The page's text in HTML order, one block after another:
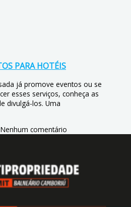
PARA HOTÉIS
já promove eventos ou se
esses serviços, conheça as
divulgá-los. Uma
Nenhum comentário